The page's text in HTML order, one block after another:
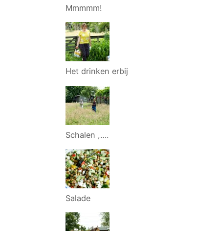
Mmmmm!
Het drinken erbij
Schalen ,….
Salade